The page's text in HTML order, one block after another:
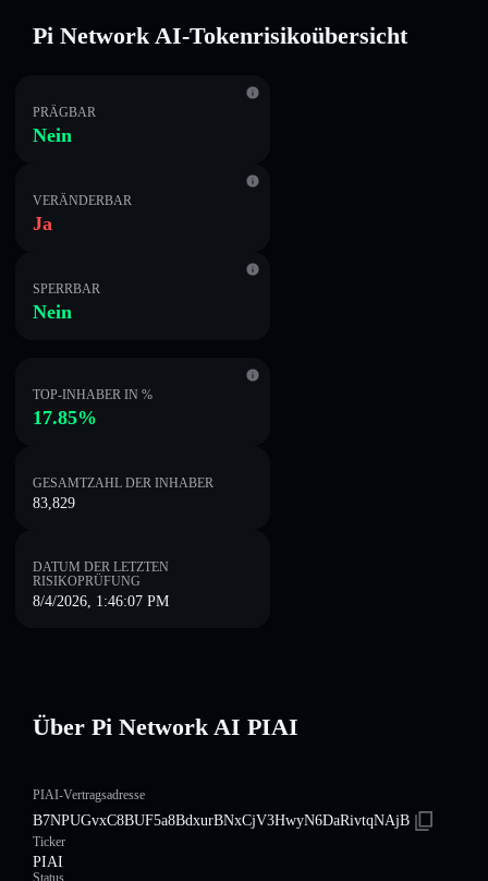
Pi Network AI-Tokenrisikoübersicht
PRÄGBAR
Nein
VERÄNDERBAR
Ja
SPERRBAR
Nein
TOP-INHABER IN %
17.85%
GESAMTZAHL DER INHABER
83,829
DATUM DER LETZTEN
RISIKOPRÜFUNG
8/4/2026, 1:46:07 PM
Über Pi Network AI PIAI
PIAI-Vertragsadresse
B7NPUGvxC8BUF5a8BdxurBNxCjV3HwyN6DaRivtqNAjB
Ticker
PIAI
Status